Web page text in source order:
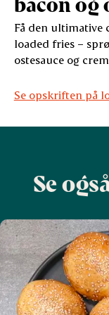
Få den ultimative
loaded fries –
ostesauce og
Se opskriften på
Se